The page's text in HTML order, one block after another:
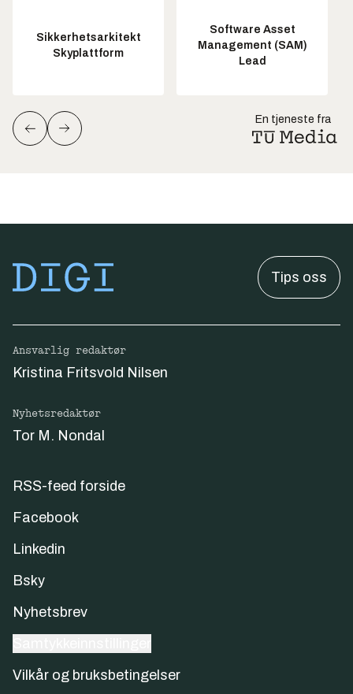
Sikkerhetsarkitekt
Skyplattform
Software Asset
Management (SAM)
Lead
En tjeneste fra
Tips oss
Ansvarlig redaktør
Kristina Fritsvold Nilsen
Nyhetsredaktør
Tor M. Nondal
RSS-feed forside
Facebook
Linkedin
Bsky
Nyhetsbrev
Vilkår og bruksbetingelser